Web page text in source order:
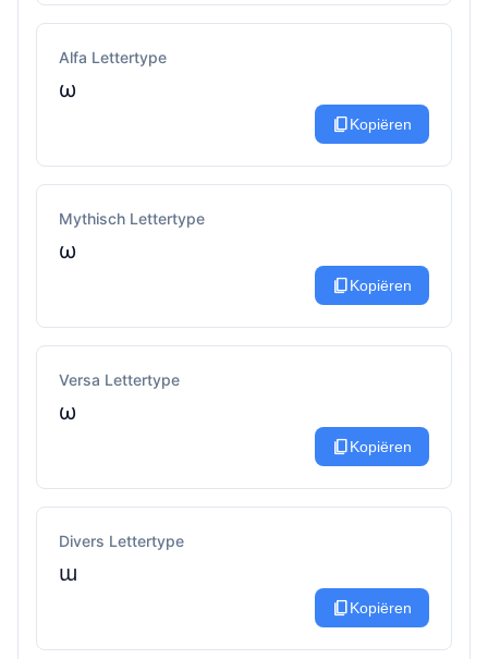
Alfa Lettertype
ω
content_copyKopiëren
Mythisch Lettertype
ω
content_copyKopiëren
Versa Lettertype
ω
content_copyKopiëren
Divers Lettertype
ɯ
content_copyKopiëren